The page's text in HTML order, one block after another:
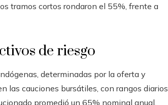
tramos cortos rondaron el 55%, frente a
de riesgo
determinadas por la oferta y
las cauciones bursátiles, con rangos diarios
promedió un 65% nominal anual,